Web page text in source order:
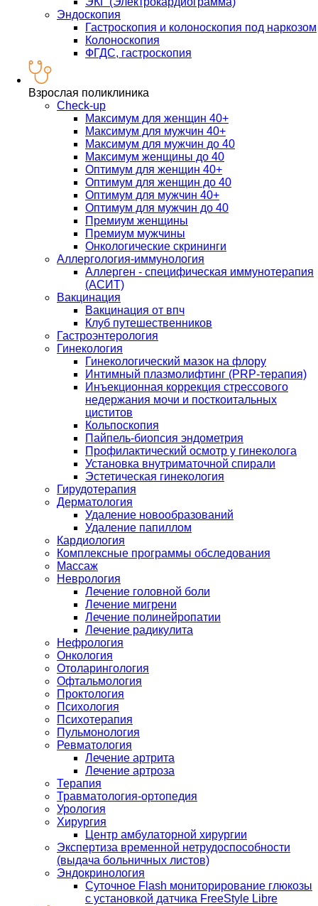
Эндоскопия
Гастроскопия и колоноскопия под наркозом
Колоноскопия
ФГДС, гастроскопия
Взрослая поликлиника
Check-up
Максимум для женщин 40+
Максимум для мужчин 40+
Максимум для мужчин до 40
Максимум женщины до 40
Оптимум для женщин 40+
Оптимум для женщин до 40
Оптимум для мужчин 40+
Оптимум для мужчин до 40
Премиум женщины
Премиум мужчины
Онкологические скрининги
Аллергология-иммунология
Аллерген - специфическая иммунотерапия
(АСИТ)
Вакцинация
Вакцинация от впч
Клуб путешественников
Гастроэнтерология
Гинекология
Гинекологический мазок на флору
Интимный плазмолифтинг (PRP-терапия)
Инъекционная коррекция стрессового
недержания мочи и посткоитальных
циститов
Кольпоскопия
Пайпель-биопсия эндометрия
Профилактический осмотр у гинеколога
Установка внутриматочной спирали
Эстетическая гинекология
Гирудотерапия
Дерматология
Удаление новообразований
Удаление папиллом
Кардиология
Комплексные программы обследования
Массаж
Неврология
Лечение головной боли
Лечение мигрени
Лечение полинейропатии
Лечение радикулита
Нефрология
Онкология
Отоларингология
Офтальмология
Проктология
Психология
Психотерапия
Пульмонология
Ревматология
Лечение артрита
Лечение артроза
Терапия
Травматология-ортопедия
Урология
Хирургия
Центр амбулаторной хирургии
Экспертиза временной нетрудоспособности
(выдача больничных листов)
Эндокринология
Суточное Flash мониторирование глюкозы
с установкой датчика FreeStyle Libre